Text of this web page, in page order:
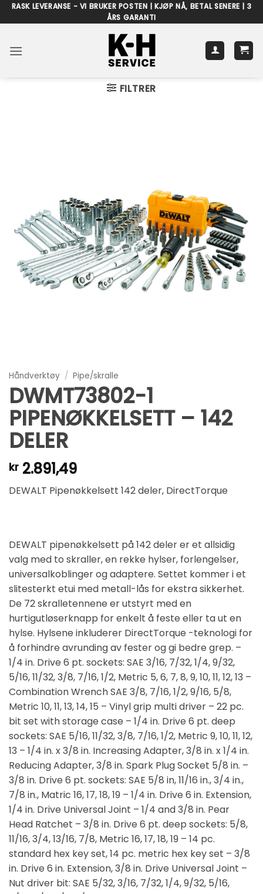
Skip
to
RASK LEVERANSE - VI BRUKER POSTEN | KJØP NÅ, BETAL SENERE | 3
ÅRS GARANTI
FILTRER
Håndverktøy / Pipe/skralle
DWMT73802-1
PIPENØKKELSETT – 142
DELER
kr 2.891,49
DEWALT Pipenøkkelsett 142 deler, DirectTorque
DEWALT pipenøkkelsett på 142 deler er et allsidig
valg med to skraller, en rekke hylser, forlengelser,
universalkoblinger og adaptere. Settet kommer i et
slitesterkt etui med metall-lås for ekstra sikkerhet.
De 72 skralletennene er utstyrt med en
hurtigutløserknapp for enkelt å feste eller ta ut en
hylse. Hylsene inkluderer DirectTorque -teknologi for
å forhindre avrunding av fester og gi bedre grep. –
1/4 in. Drive 6 pt. sockets: SAE 3/16, 7/32, 1/4, 9/32,
5/16, 11/32, 3/8, 7/16, 1/2, Metric 5, 6, 7, 8, 9, 10, 11, 12, 13 –
Combination Wrench SAE 3/8, 7/16, 1/2, 9/16, 5/8,
Metric 10, 11, 13, 14, 15 – Vinyl grip multi driver – 22 pc.
bit set with storage case – 1/4 in. Drive 6 pt. deep
sockets: SAE 5/16, 11/32, 3/8, 7/16, 1/2, Metric 9, 10, 11, 12,
13 – 1/4 in. x 3/8 in. Increasing Adapter, 3/8 in. x 1/4 in.
Reducing Adapter, 3/8 in. Spark Plug Socket 5/8 in. –
3/8 in. Drive 6 pt. sockets: SAE 5/8 in, 11/16 in., 3/4 in.,
7/8 in., Matric 16, 17, 18, 19 – 1/4 in. Drive 6 in. Extension,
1/4 in. Drive Universal Joint – 1/4 and 3/8 in. Pear
Head Ratchet – 3/8 in. Drive 6 pt. deep sockets: 5/8,
11/16, 3/4, 13/16, 7/8, Metric 16, 17, 18, 19 – 14 pc.
standard hex key set, 14 pc. metric hex key set – 3/8
in. Drive 6 in. Extension, 3/8 in. Drive Universal Joint –
Nut driver bit: SAE 5/32, 3/16, 7/32, 1/4, 9/32, 5/16,